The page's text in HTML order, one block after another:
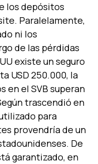
los depósitos
Paralelamente,
ni los
de las pérdidas
existe un seguro
USD 250.000, la
en el SVB superan
trascendió en
para
provendría de un
De
garantizado, en